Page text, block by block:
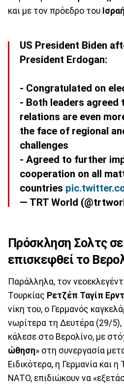
και με τον πρόεδρο του
US President Biden
President Erdogan:
- Congratulated on
- Both leaders agreed
relations are even
the face of regional
challenges
- Agreed to further
cooperation on all
countries
— TRT World
Πρόσκληση Σολτς
επισκεφθεί το
Παράλληλα, τον
Τουρκίας Ρετζέπ Ταγίπ
νίκη του, ο Γερμανός
νωρίτερα τη Δευτέρα (29/
κάλεσε στο Βερολίνο, με
ώθηση» στη συνεργασία
Ειδικότερα, η Γερμανία και
ΝΑΤΟ, επιδιώκουν να